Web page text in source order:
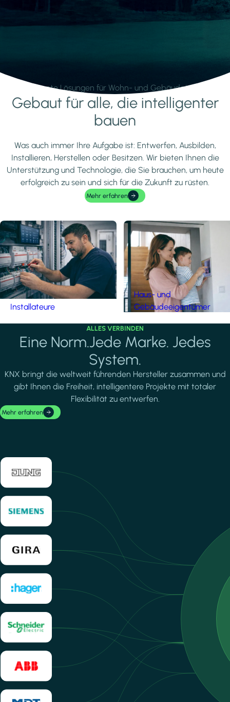
Intelligente Lösungen für Wohn- und Gebäudetechnik.
Mehr erfahren
Gebaut für alle, die intelligenter
bauen
Was auch immer Ihre Aufgabe ist: Entwerfen, Ausbilden,
Installieren, Herstellen oder Besitzen. Wir bieten Ihnen die
Unterstützung und Technologie, die Sie brauchen, um heute
erfolgreich zu sein und sich für die Zukunft zu rüsten.
Mehr erfahren
Installateure
Haus- und
Gebäudeeigentümer
ALLES VERBINDEN
Eine Norm.Jede Marke. Jedes
System.
KNX bringt die weltweit führenden Hersteller zusammen und
gibt Ihnen die Freiheit, intelligentere Projekte mit totaler
Flexibilität zu entwerfen.
Mehr erfahren